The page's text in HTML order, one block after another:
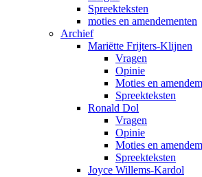
Spreekteksten
moties en amendementen
Archief
Mariëtte Frijters-Klijnen
Vragen
Opinie
Moties en
Spreekteksten
Ronald Dol
Vragen
Opinie
Moties en
Spreekteksten
Joyce Willems-Kardol